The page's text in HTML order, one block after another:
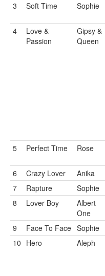
3
Soft Time Sophie
4
Love &
Passion
Gipsy &
Queen
5
Perfect Time Rose
6
Crazy Lover Anika
7
Rapture
Sophie
8
Lover Boy
Albert
One
9
Face To Face Sophie
10 Hero Aleph